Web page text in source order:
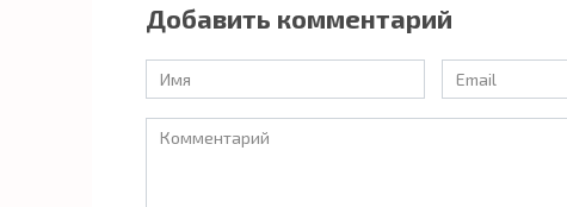
Добавить комментарий
Имя
*
Email
*
Комментарий